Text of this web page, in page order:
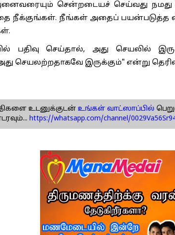
சென்றடையச் செய்வது
நீக்குங்கள். நீங்கள் அதைப் பயன்படுத்த
பதிவு செய்தால், அது செயலில்
செயலற்றதாகவே இருக்கும்" என்று
உடனுக்குடன் உங்கள் வாட்ஸாப்பில்
https://whatsapp.com/channel/